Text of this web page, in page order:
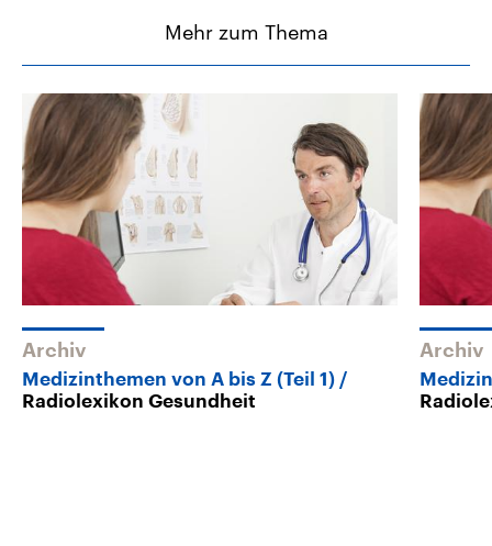
Mehr zum Thema
Archiv
Medizinthemen von A bis Z (Teil 1)
Radiolexikon Gesundheit
Archiv